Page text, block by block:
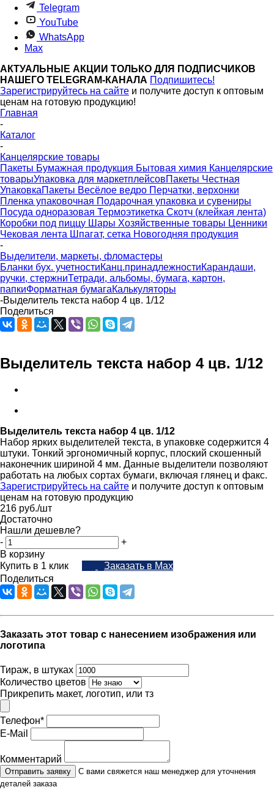
Telegram
YouTube
WhatsApp
Max
АКТУАЛЬНЫЕ АКЦИИ ТОЛЬКО ДЛЯ ПОДПИСЧИКОВ
НАШЕГО TELEGRAM-КАНАЛА Подпишитесь!
Зарегистрируйтесь на сайте и получите доступ к оптовым
ценам на готовую продукцию!
Главная
-
Каталог
-
Канцелярские товары
Пакеты Бумажная продукция Бытовая химия Канцелярские
товарыУпаковка для маркетплейсовПакеты Честная
УпаковкаПакеты Весёлое ведро Перчатки, верхонки
Пленка упаковочная Подарочная упаковка и сувениры
Посуда одноразовая Термоэтикетка Скотч (клейкая лента)
Коробки под пиццу Шары Хозяйственные товары Ценники
Чековая лента Шпагат, сетка Новогодняя продукция
-
Выделители, маркеты, фломастеры
Бланки бух. учетностиКанц.принадлежностиКарандаши,
ручки, стержниТетради, альбомы, бумага, картон,
папкиФорматная бумагаКалькуляторы
-Выделитель текста набор 4 цв. 1/12
Поделиться
Выделитель текста набор 4 цв. 1/12
Выделитель текста набор 4 цв. 1/12
Набор ярких выделителей текста, в упаковке содержится 4
штуки. Тонкий эргономичный корпус, плоский скошенный
наконечник шириной 4 мм. Данные выделители позволяют
работать на любых сортах бумаги, включая глянец и факс.
Зарегистрируйтесь на сайте и получите доступ к оптовым
ценам на готовую продукцию
216 руб./шт
Достаточно
Нашли дешевле?
-
+
В корзину
Купить в 1 клик
Заказать в Max
Поделиться
Заказать этот товар с нанесением изображения или
логотипа
Тираж, в штуках
Количество цветов
Прикрепить макет, логотип, или тз
Телефон*
E-Mail
Комментарий
Отправить заявку
С вами свяжется наш менеджер для уточнения
деталей заказа